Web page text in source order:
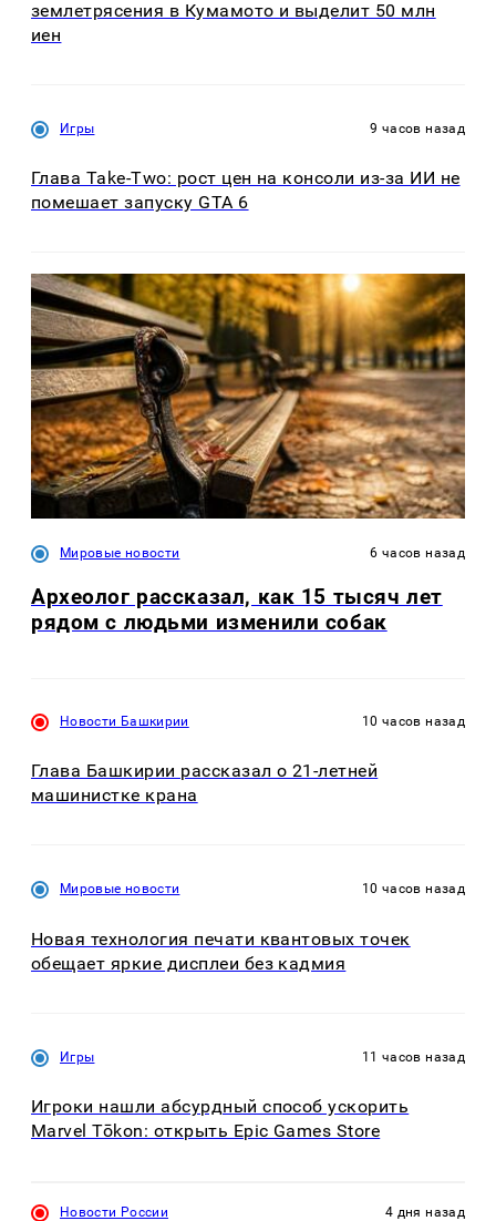
землетрясения в Кумамото и выделит 50 млн
иен
Игры 9 часов назад
Глава Take-Two: рост цен на консоли из-за ИИ не
помешает запуску GTA 6
Мировые новости 6 часов назад
Археолог рассказал, как 15 тысяч лет
рядом с людьми изменили собак
Новости Башкирии 10 часов назад
Глава Башкирии рассказал о 21-летней
машинистке крана
Мировые новости 10 часов назад
Новая технология печати квантовых точек
обещает яркие дисплеи без кадмия
Игры 11 часов назад
Игроки нашли абсурдный способ ускорить
Marvel Tōkon: открыть Epic Games Store
Новости России 4 дня назад